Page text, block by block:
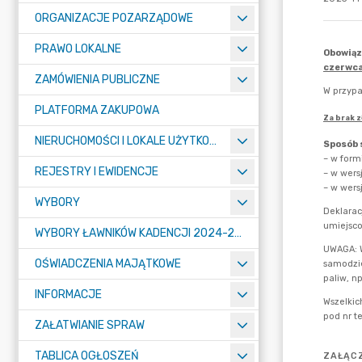
ORGANIZACJE POZARZĄDOWE
PRAWO LOKALNE
ZAMÓWIENIA PUBLICZNE
PLATFORMA ZAKUPOWA
NIERUCHOMOŚCI I LOKALE UŻYTKOWE
REJESTRY I EWIDENCJE
WYBORY
WYBORY ŁAWNIKÓW KADENCJI 2024-2027
OŚWIADCZENIA MAJĄTKOWE
INFORMACJE
ZAŁATWIANIE SPRAW
TABLICA OGŁOSZEŃ